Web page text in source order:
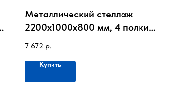
Металлический стеллаж
2200х1000х800 мм, 4 полки,
до 100 кг на полку
7 672 р.
Купить